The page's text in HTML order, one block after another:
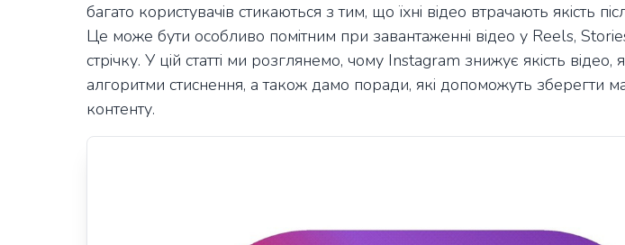
багато користувачів стикаються з тим, що їхні відео втрачають якість
Це може бути особливо помітним при завантаженні відео у Reels,
стрічку. У цій статті ми розглянемо, чому Instagram знижує якість
алгоритми стиснення, а також дамо поради, які допоможуть зберегти
контенту.